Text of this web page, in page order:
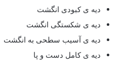
دیه ی کبودی انگشت
دیه ی شکستگی انگشت
دیه ی آسیب سطحی به انگشت
دیه ی کامل دست و پا